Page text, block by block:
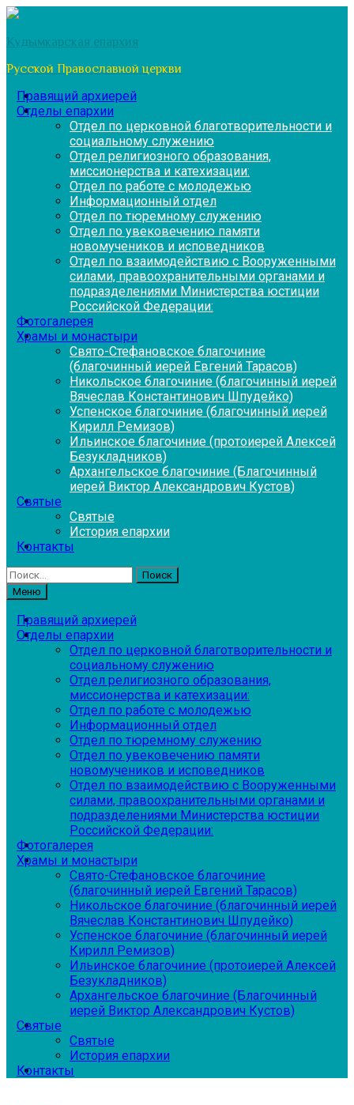
Перейти
содержимому
Кудымкарская епархия
Русской Православной церкви
Правящий архиерей
Отделы епархии
Отдел по церковной благотворительности и
социальному служению
Отдел религиозного образования,
миссионерства и катехизации:
Отдел по работе с молодежью
Информационный отдел
Отдел по тюремному служению
Отдел по увековечению памяти
новомучеников и исповедников
Отдел по взаимодействию с Вооруженными
силами, правоохранительными органами и
подразделениями Министерства юстиции
Российской Федерации:
Фотогалерея
Храмы и монастыри
Свято-Стефановское благочиние
(благочинный иерей Евгений Тарасов)
Никольское благочиние (благочинный иерей
Вячеслав Константинович Шпудейко)
Успенское благочиние (благочинный иерей
Кирилл Ремизов)
Ильинское благочиние (протоиерей Алексей
Безукладников)
Архангельское благочиние (Благочинный
иерей Виктор Александрович Кустов)
Святые
Святые
История епархии
Контакты
Найти:
Меню
Правящий архиерей
Отделы епархии
Отдел по церковной благотворительности и
социальному служению
Отдел религиозного образования,
миссионерства и катехизации:
Отдел по работе с молодежью
Информационный отдел
Отдел по тюремному служению
Отдел по увековечению памяти
новомучеников и исповедников
Отдел по взаимодействию с Вооруженными
силами, правоохранительными органами и
подразделениями Министерства юстиции
Российской Федерации:
Фотогалерея
Храмы и монастыри
Свято-Стефановское благочиние
(благочинный иерей Евгений Тарасов)
Никольское благочиние (благочинный иерей
Вячеслав Константинович Шпудейко)
Успенское благочиние (благочинный иерей
Кирилл Ремизов)
Ильинское благочиние (протоиерей Алексей
Безукладников)
Архангельское благочиние (Благочинный
иерей Виктор Александрович Кустов)
Святые
Святые
История епархии
Контакты